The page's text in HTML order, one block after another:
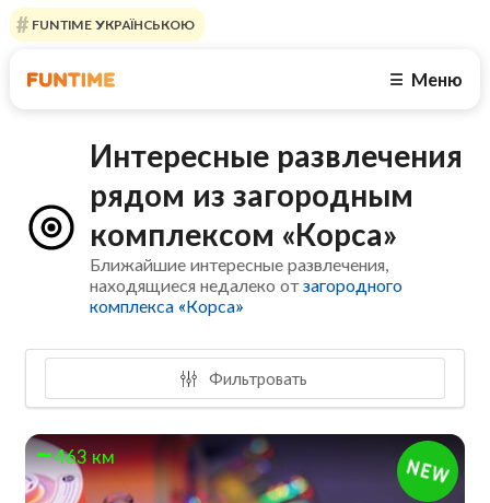
FUNTIME УКРАЇНСЬКОЮ
☰ Меню
Интересные развлечения
рядом из загородным
комплексом «Корса»
Ближайшие интересные развлечения,
находящиеся недалеко отзагородного
комплекса «Корса»
Фильтровать
463 км